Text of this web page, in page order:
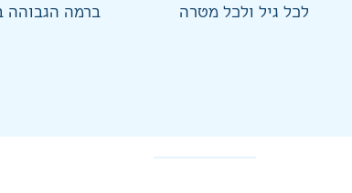
לכל גיל ולכל מטרה
ברמה הגבוהה